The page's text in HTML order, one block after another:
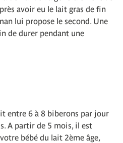
avoir eu le lait gras de fin
lui propose le second. Une
de durer pendant une
entre 6 à 8 biberons par jour
A partir de 5 mois, il est
bébé du lait 2ème âge,